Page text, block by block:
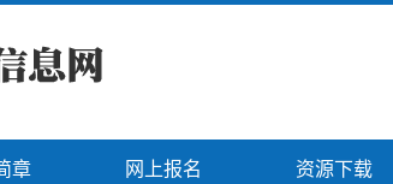
章 网上报名 资源下载